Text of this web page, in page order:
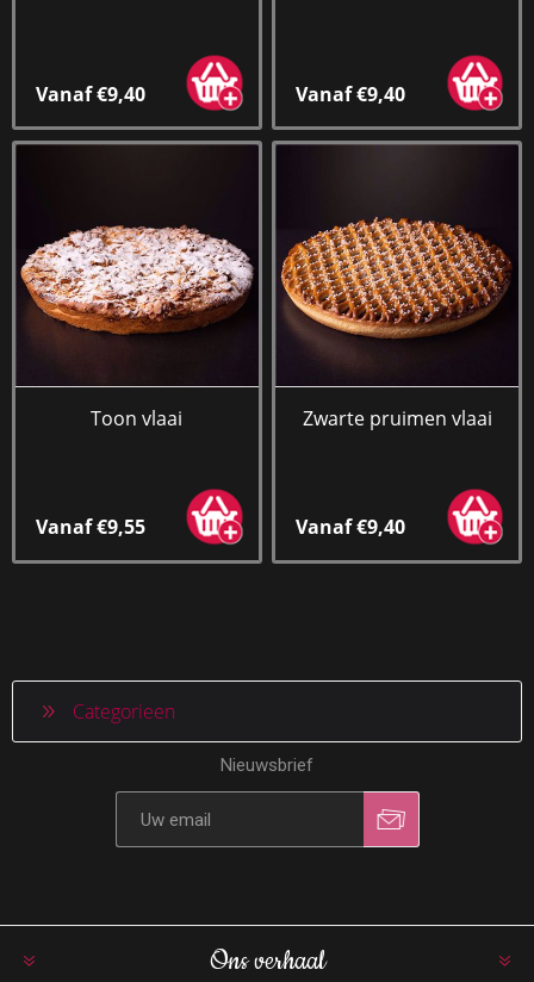
Vanaf €9,40 Vanaf €9,40
Toon vlaai
Vanaf €9,55
Zwarte pruimen vlaai
Vanaf €9,40
Categorieen
Nieuwsbrief
Ons verhaal